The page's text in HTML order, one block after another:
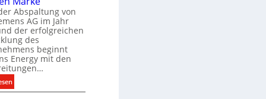
Abspaltung von
AG im Jahr
der erfolgreichen
des
beginnt
Energy mit den
:
S